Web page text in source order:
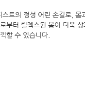
스트의 정성 어린 손길로, 몸
부터 릴렉스된 몸이 더욱
할 수 있습니다.